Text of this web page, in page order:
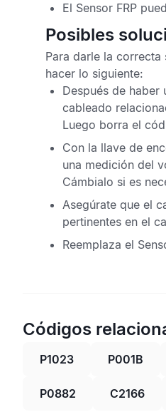
El Sensor FRP
Posibles
Para darle la
hacer lo siguiente:
Después de haber
cableado
Luego borra el
Con la llave de
una medición del
Cámbialo si es
Asegúrate que el
pertinentes en el
Reemplaza el
Códigos
P1023 P001B
P0882 C2166